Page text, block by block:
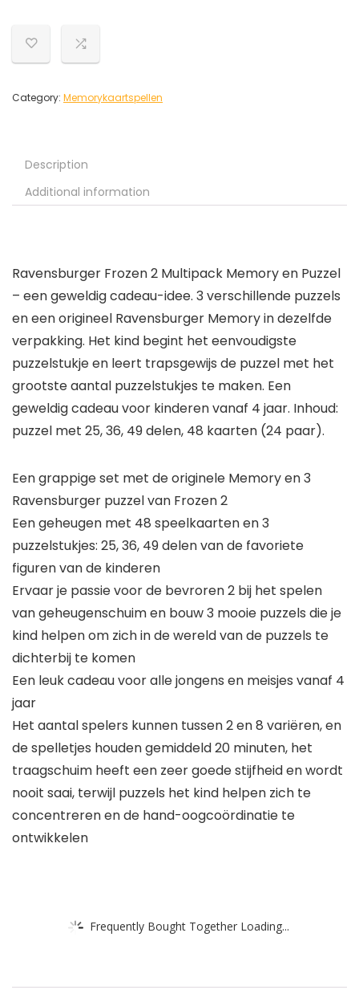
Category: Memorykaartspellen
Description
Additional information
Ravensburger Frozen 2 Multipack Memory en Puzzel
– een geweldig cadeau-idee. 3 verschillende puzzels
en een origineel Ravensburger Memory in dezelfde
verpakking. Het kind begint het eenvoudigste
puzzelstukje en leert trapsgewijs de puzzel met het
grootste aantal puzzelstukjes te maken. Een
geweldig cadeau voor kinderen vanaf 4 jaar. Inhoud:
puzzel met 25, 36, 49 delen, 48 kaarten (24 paar).
Een grappige set met de originele Memory en 3
Ravensburger puzzel van Frozen 2
Een geheugen met 48 speelkaarten en 3
puzzelstukjes: 25, 36, 49 delen van de favoriete
figuren van de kinderen
Ervaar je passie voor de bevroren 2 bij het spelen
van geheugenschuim en bouw 3 mooie puzzels die je
kind helpen om zich in de wereld van de puzzels te
dichterbij te komen
Een leuk cadeau voor alle jongens en meisjes vanaf 4
jaar
Het aantal spelers kunnen tussen 2 en 8 variëren, en
de spelletjes houden gemiddeld 20 minuten, het
traagschuim heeft een zeer goede stijfheid en wordt
nooit saai, terwijl puzzels het kind helpen zich te
concentreren en de hand-oogcoördinatie te
ontwikkelen
Frequently Bought Together Loading...